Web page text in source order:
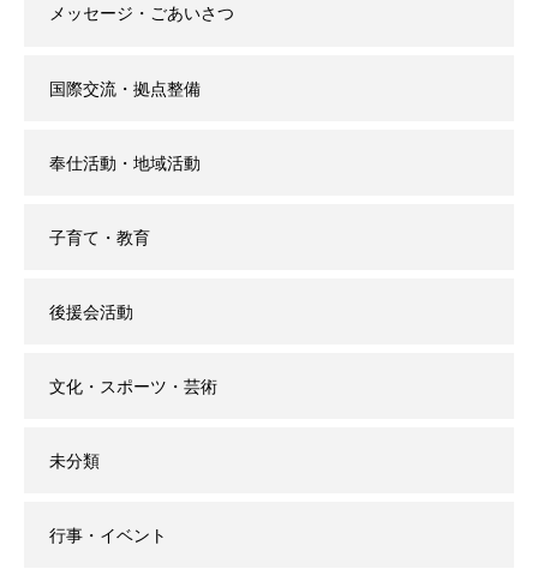
メッセージ・ごあいさつ
国際交流・拠点整備
奉仕活動・地域活動
子育て・教育
後援会活動
文化・スポーツ・芸術
未分類
行事・イベント